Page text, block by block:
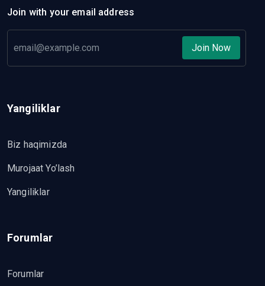
Join with your email address
Join Now
Yangiliklar
Biz haqimizda
Murojaat Yo’lash
Yangiliklar
Forumlar
Forumlar